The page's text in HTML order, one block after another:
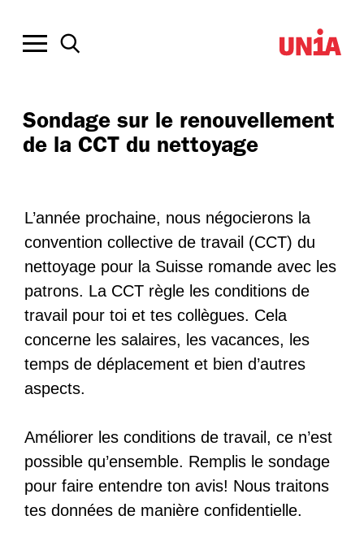
Sondage sur le renouvellement
de la CCT du nettoyage
L’année prochaine, nous négocierons la
convention collective de travail (CCT) du
nettoyage pour la Suisse romande avec les
patrons. La CCT règle les conditions de
travail pour toi et tes collègues. Cela
concerne les salaires, les vacances, les
temps de déplacement et bien d’autres
aspects.
Améliorer les conditions de travail, ce n’est
possible qu’ensemble. Remplis le sondage
pour faire entendre ton avis! Nous traitons
tes données de manière confidentielle.